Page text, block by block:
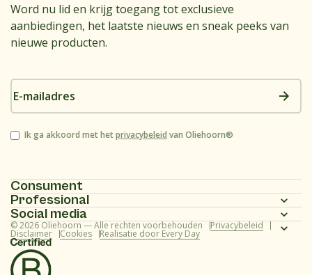
Word nu lid en krijg toegang tot exclusieve
aanbiedingen, het laatste nieuws en sneak peeks van
nieuwe producten.
E-
mailadres
Instemming
Ik ga akkoord met hetprivacybeleid van Oliehoorn®
Consument
Homepagina
Assortiment
Recepten
Professional
Homepagina
Assortiment
Social media
Instagram
Facebook
© 2026 Oliehoorn — Alle rechten voorbehouden Privacybeleid
Disclaimer Cookies Realisatie door Every Day